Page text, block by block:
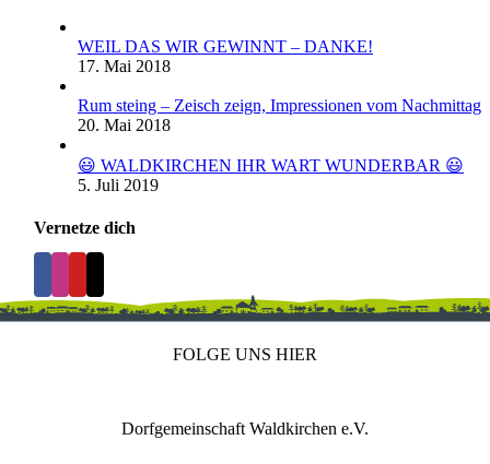
WEIL DAS WIR GEWINNT – DANKE!
17. Mai 2018
Rum steing – Zeisch zeign, Impressionen vom Nachmittag
20. Mai 2018
😃 WALDKIRCHEN IHR WART WUNDERBAR 😃
5. Juli 2019
Vernetze dich
FOLGE UNS HIER
Dorfgemeinschaft Waldkirchen e.V.